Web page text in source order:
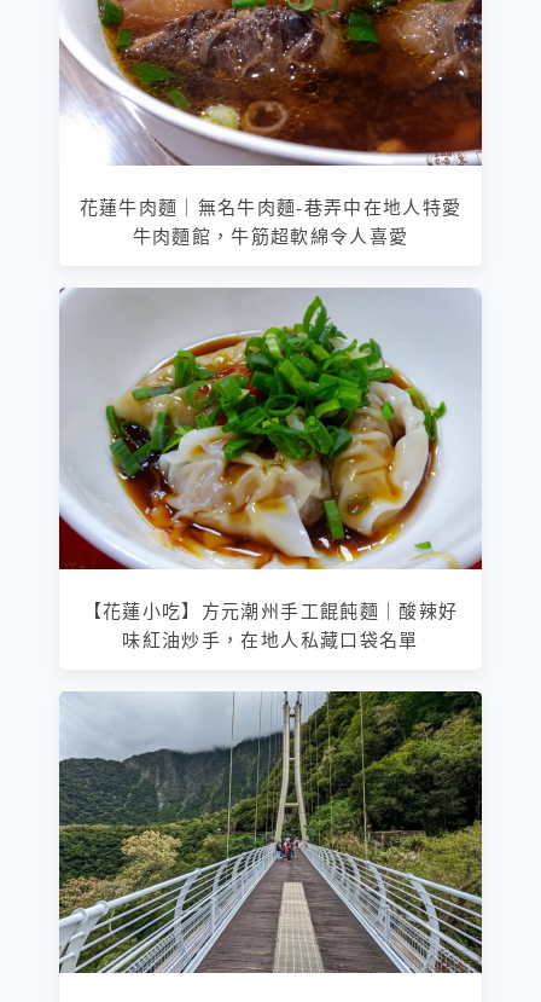
花蓮牛肉麵｜無名牛肉麵-巷弄中在地人特愛
牛肉麵館，牛筋超軟綿令人喜愛
【花蓮小吃】方元潮州手工餛飩麵｜酸辣好
味紅油炒手，在地人私藏口袋名單